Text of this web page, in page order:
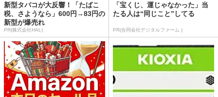
新型タバコが大反響！「たばこ
税、さようなら」600円→83円の
新型が爆売れ
PR(株式会社HAL)
「宝くじ、運じゃなかった」当
たる人は“同じこと”してる
PR(合同会社デジタルファーム )